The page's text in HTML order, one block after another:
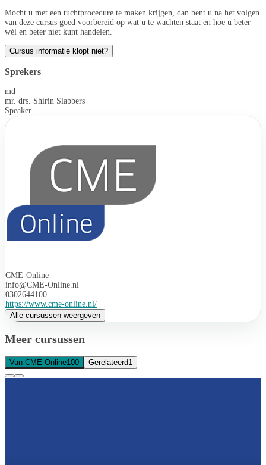
Mocht u met een tuchtprocedure te maken krijgen, dan bent u na het volgen
van deze cursus goed voorbereid op wat u te wachten staat en hoe u beter
wél en beter níet kunt handelen.
Cursus informatie klopt niet?
Sprekers
md
mr. drs. Shirin Slabbers
Speaker
CME-Online
info@CME-Online.nl
0302644100
https://www.cme-online.nl/
Alle cursussen weergeven
Meer cursussen
Van CME-Online100 Gerelateerd1